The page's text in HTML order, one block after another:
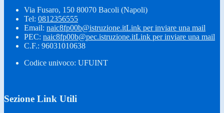
Via Fusaro, 150 80070 Bacoli (Napoli)
Tel: 0812356555
Email: naic8fp00b@istruzione.itLink per inviare una mail
PEC: naic8fp00b@pec.istruzione.itLink per inviare una mail
C.F.: 96031010638
Codice univoco: UFUINT
Sezione Link Utili